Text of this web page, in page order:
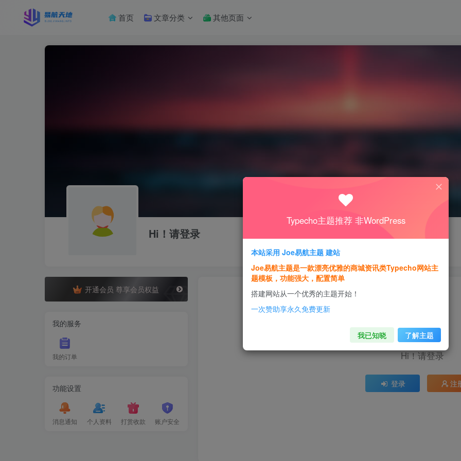
首页 文章分类 其他页面
Hi！请登录
开通会员 尊享会员权益
我的服务
我的订单
功能设置
消息通知 个人资料 打赏收款 账户安全
Hi！请登录
登录 注
Typecho主题推荐 非WordPress
本站采用 Joe易航主题 建站
Joe易航主题是一款漂亮优雅的商城资讯类Typecho网站主
题模板，功能强大，配置简单
搭建网站从一个优秀的主题开始！
一次赞助享永久免费更新
我已知晓 了解主题